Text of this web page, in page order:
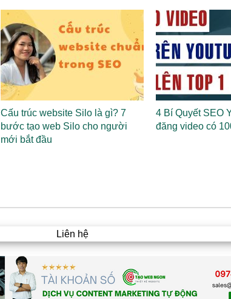
Cấu trúc website Silo là gì? 7
bước tạo web Silo cho người
mới bắt đầu
4 Bí Quyết SEO
đăng video có
Liên hệ